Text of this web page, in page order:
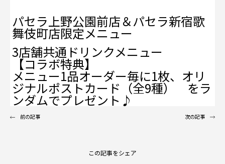
パセラ上野公園前店＆パセラ新宿歌
舞伎町店限定メニュー
3店舗共通ドリンクメニュー
【コラボ特典】
メニュー1品オーダー毎に1枚、オリ
ジナルポストカード（全9種） をラ
ンダムでプレゼント♪
前の記事 次の記事
この記事をシェア